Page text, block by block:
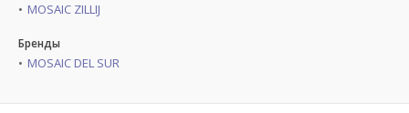
MOSAIC ZILLIJ
Бренды
MOSAIC DEL SUR